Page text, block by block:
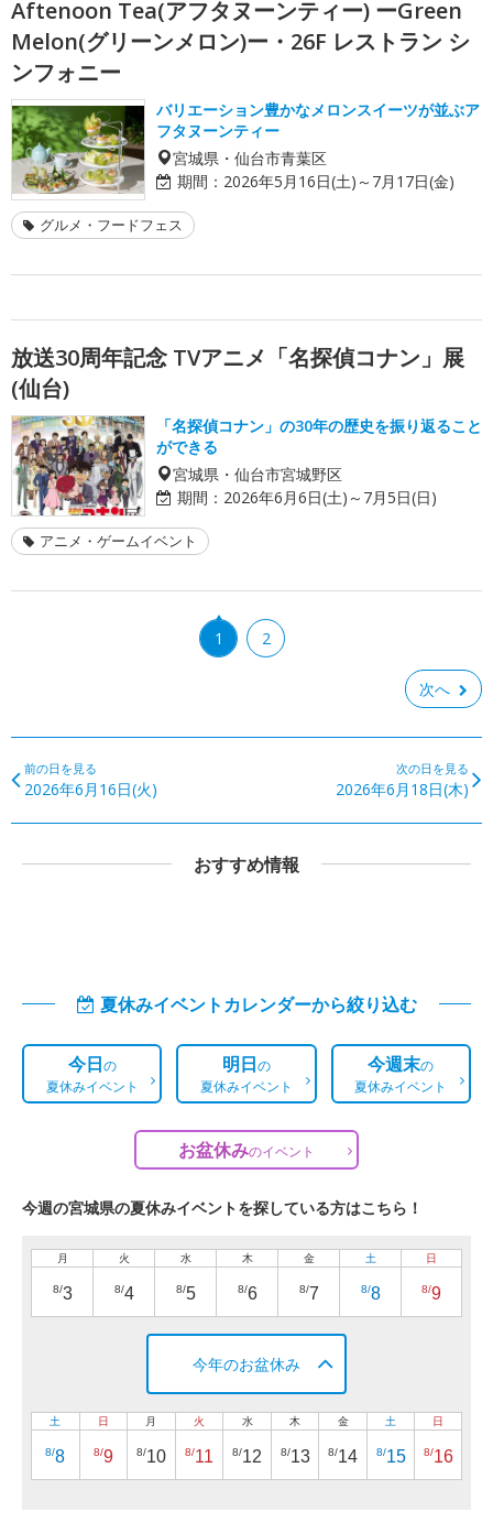
Aftenoon Tea(アフタヌーンティー) ーGreen
Melon(グリーンメロン)ー・26F レストラン シ
ンフォニー
バリエーション豊かなメロンスイーツが並ぶア
フタヌーンティー
宮城県・仙台市青葉区
期間： 2026年5月16日(土)～7月17日(金)
グルメ・フードフェス
放送30周年記念 TVアニメ「名探偵コナン」展
(仙台)
「名探偵コナン」の30年の歴史を振り返ること
ができる
宮城県・仙台市宮城野区
期間： 2026年6月6日(土)～7月5日(日)
アニメ・ゲームイベント
1 2
次へ
前の日を見る
2026年6月16日(火)
次の日を見る
2026年6月18日(木)
おすすめ情報
夏休みイベントカレンダーから絞り込む
今日の
夏休みイベント
明日の
夏休みイベント
今週末の
夏休みイベント
お盆休みのイベント
今週の宮城県の夏休みイベントを探している方はこちら！
月
8/3
火
8/4
水
8/5
木
8/6
金
8/7
土
8/8
日
8/9
今年のお盆休み
土
8/8
日
8/9
月
8/10
火
8/11
水
8/12
木
8/13
金
8/14
土
8/15
日
8/16